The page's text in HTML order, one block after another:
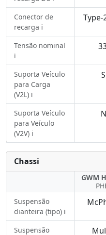
Conector de
recarga ℹ️
Type-
Tensão nominal
ℹ️
Suporta Veículo
para Carga
(V2L) ℹ️
Suporta Veículo
para Veículo
(V2V) ℹ️
Chassi
GWM
Suspensão
dianteira (tipo) ℹ️
Suspensão